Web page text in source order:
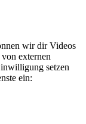
wir dir Videos
externen
setzen
ein: